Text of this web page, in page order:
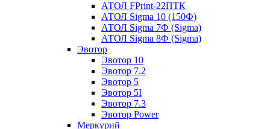
АТОЛ FPrint-22ПТК
АТОЛ Sigma 10 (150Ф)
АТОЛ Sigma 7Ф (Sigma)
АТОЛ Sigma 8Ф (Sigma)
Эвотор
Эвотор 10
Эвотор 7.2
Эвотор 5
Эвотор 5I
Эвотор 7.3
Эвотор Power
Меркурий